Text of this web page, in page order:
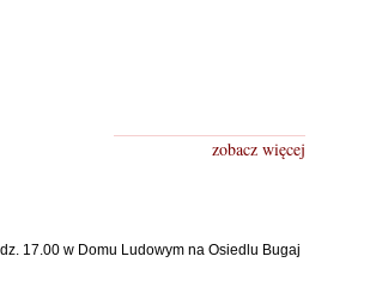
zobacz więcej
17.00 w Domu Ludowym na Osiedlu Bugaj